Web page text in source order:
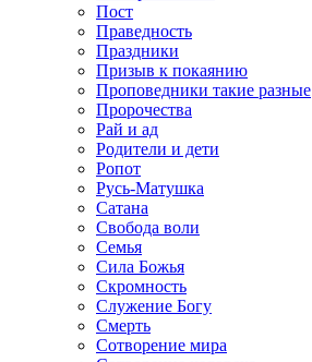
Пост
Праведность
Праздники
Призыв к покаянию
Проповедники такие разные
Пророчества
Рай и ад
Родители и дети
Ропот
Русь-Матушка
Сатана
Свобода воли
Семья
Сила Божья
Скромность
Служение Богу
Смерть
Сотворение мира